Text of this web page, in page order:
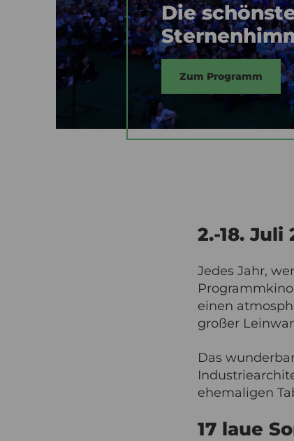
Die
Zum Programm
2.-18. Juli
Jedes Jahr,
einen
großer
Das
ehemaligen
17 laue